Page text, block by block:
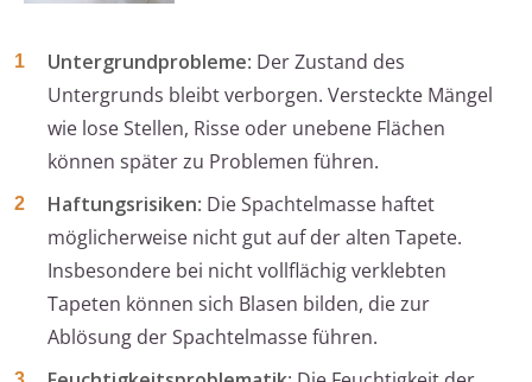
Untergrundprobleme: Der Zustand des
Untergrunds bleibt verborgen. Versteckte Mängel
wie lose Stellen, Risse oder unebene Flächen
können später zu Problemen führen.
Haftungsrisiken: Die Spachtelmasse haftet
möglicherweise nicht gut auf der alten Tapete.
Insbesondere bei nicht vollflächig verklebten
Tapeten können sich Blasen bilden, die zur
Ablösung der Spachtelmasse führen.